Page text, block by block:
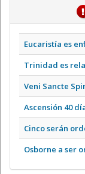
Eucaristía es
Trinidad es
Veni Sancte
Ascensión 40
Cinco serán
Osborne a ser